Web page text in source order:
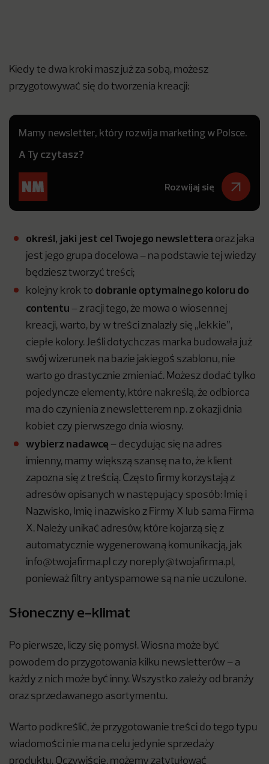
Kiedy te dwa kroki masz już za sobą, możesz
przygotowywać się do tworzenia kreacji:
Mamy newsletter, który rozwija marketing w Polsce.
A Ty czytasz?
Rozwijaj się
określ, jaki jest cel Twojego newslettera oraz jaka
jest jego grupa docelowa – na podstawie tej wiedzy
będziesz tworzyć treści;
kolejny krok to dobranie optymalnego koloru do
contentu – z racji tego, że mowa o wiosennej
kreacji, warto, by w treści znalazły się „lekkie”,
ciepłe kolory. Jeśli dotychczas marka budowała już
swój wizerunek na bazie jakiegoś szablonu, nie
warto go drastycznie zmieniać. Możesz dodać tylko
pojedyncze elementy, które nakreślą, że odbiorca
ma do czynienia z newsletterem np. z okazji dnia
kobiet czy pierwszego dnia wiosny.
wybierz nadawcę – decydując się na adres
imienny, mamy większą szansę na to, że klient
zapozna się z treścią. Często firmy korzystają z
adresów opisanych w następujący sposób: Imię i
Nazwisko, Imię i nazwisko z Firmy X lub sama Firma
X. Należy unikać adresów, które kojarzą się z
automatycznie wygenerowaną komunikacją, jak
info@twojafirma.pl czy noreply@twojafirma.pl,
ponieważ filtry antyspamowe są na nie uczulone.
Słoneczny e-klimat
Po pierwsze, liczy się pomysł. Wiosna może być
powodem do przygotowania kilku newsletterów – a
każdy z nich może być inny. Wszystko zależy od branży
oraz sprzedawanego asortymentu.
Warto podkreślić, że przygotowanie treści do tego typu
wiadomości nie ma na celu jedynie sprzedaży
produktu. Oczywiście, możemy zatytułować